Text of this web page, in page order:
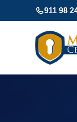
al
911 98